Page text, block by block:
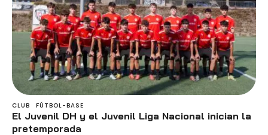
CLUB FÚTBOL-BASE
El Juvenil DH y el Juvenil Liga Nacional inician la
pretemporada